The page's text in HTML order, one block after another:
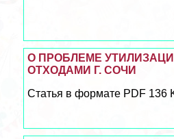
О ПРОБЛЕМЕ
ОТХОДАМИ Г. СОЧИ
Статья в формате PDF 136